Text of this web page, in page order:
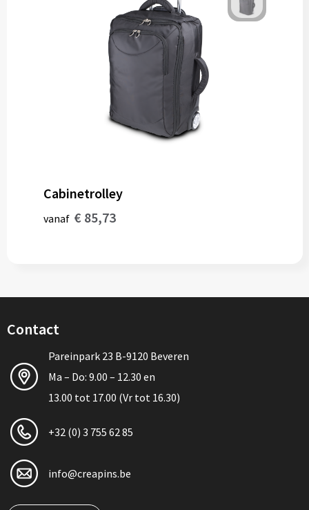
Cabinetrolley
vanaf € 85,73
Contact
Pareinpark 23 B-9120 Beveren
Ma – Do: 9.00 – 12.30 en
13.00 tot 17.00 (Vr tot 16.30)
+32 (0) 3 755 62 85
info@creapins.be